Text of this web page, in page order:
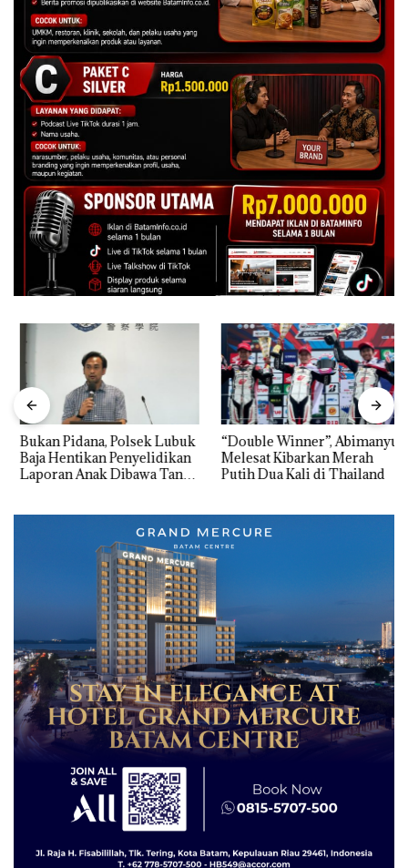
Bukan Pidana, Polsek Lubuk
Baja Hentikan Penyelidikan
Laporan Anak Dibawa Tanpa
“Double Winner”, Abimanyu
Melesat Kibarkan Merah
Putih Dua Kali di Thailand